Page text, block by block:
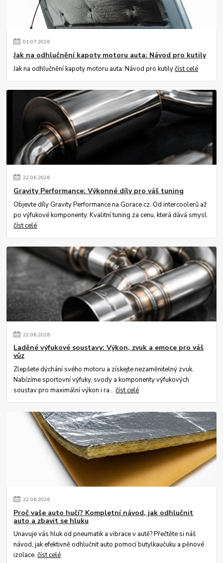
01.07.2026
Jak na odhlučnění kapoty motoru auta: Návod pro kutily
Jak na odhlučnění kapoty motoru auta: Návod pro kutilyčíst celé
22.06.2026
Gravity Performance: Výkonné díly pro váš tuning
Objevte díly Gravity Performance na Gorace.cz. Od intercoolerů až
po výfukové komponenty. Kvalitní tuning za cenu, která dává smysl.
číst celé
22.06.2026
Laděné výfukové soustavy: Výkon, zvuk a emoce pro váš
vůz
Zlepšete dýchání svého motoru a získejte nezaměnitelný zvuk.
Nabízíme sportovní výfuky, svody a komponenty výfukových
soustav pro maximální výkon i ra...číst celé
22.06.2026
Proč vaše auto hučí? Kompletní návod, jak odhlučnit
auto a zbavit se hluku
Unavuje vás hluk od pneumatik a vibrace v autě? Přečtěte si náš
návod, jak efektivně odhlučnit auto pomocí butylkaučuku a pěnové
izolace.číst celé